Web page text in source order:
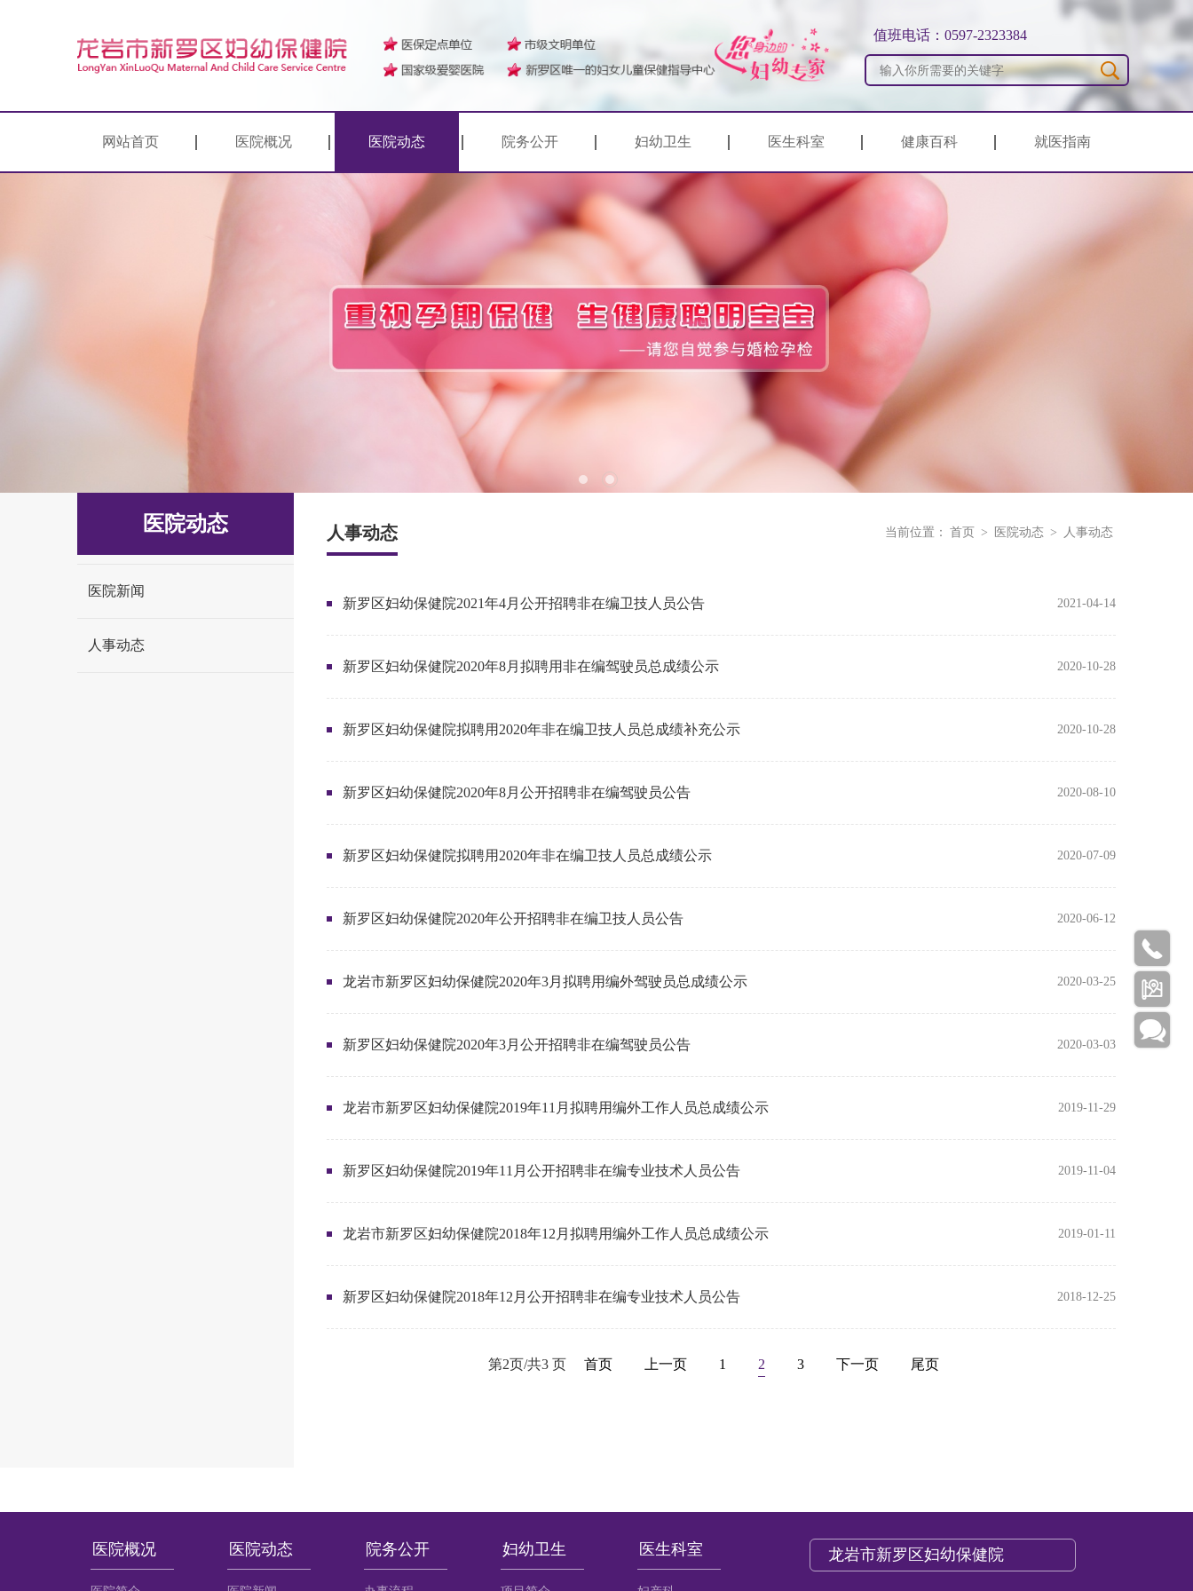



值班电话：0597-2323384
网站首页 医院概况 医院动态 院务公开 妇幼卫生 医生科室 健康百科 就医指南
医院动态
医院新闻
人事动态
人事动态 当前位置： 首页 > 医院动态 > 人事动态
新罗区妇幼保健院2021年4月公开招聘非在编卫技人员公告 2021-04-14
新罗区妇幼保健院2020年8月拟聘用非在编驾驶员总成绩公示 2020-10-28
新罗区妇幼保健院拟聘用2020年非在编卫技人员总成绩补充公示 2020-10-28
新罗区妇幼保健院2020年8月公开招聘非在编驾驶员公告 2020-08-10
新罗区妇幼保健院拟聘用2020年非在编卫技人员总成绩公示 2020-07-09
新罗区妇幼保健院2020年公开招聘非在编卫技人员公告 2020-06-12
龙岩市新罗区妇幼保健院2020年3月拟聘用编外驾驶员总成绩公示 2020-03-25
新罗区妇幼保健院2020年3月公开招聘非在编驾驶员公告 2020-03-03
龙岩市新罗区妇幼保健院2019年11月拟聘用编外工作人员总成绩公示 2019-11-29
新罗区妇幼保健院2019年11月公开招聘非在编专业技术人员公告 2019-11-04
龙岩市新罗区妇幼保健院2018年12月拟聘用编外工作人员总成绩公示 2019-01-11
新罗区妇幼保健院2018年12月公开招聘非在编专业技术人员公告 2018-12-25
第2页/共3 页 首页 上一页 1 2 3 下一页 尾页
医院概况 医院动态 院务公开 妇幼卫生 医生科室 龙岩市新罗区妇幼保健院